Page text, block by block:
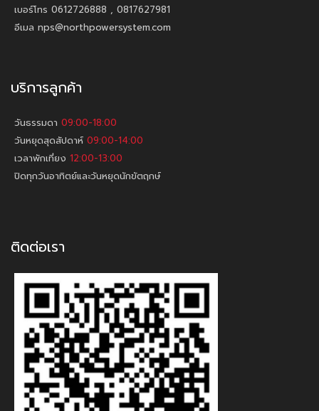
เบอร์โทร 0612726888 , 0817627981
อีเมล nps@northpowersystem.com
บริการลูกค้า
วันธรรมดา 09:00-18:00
วันหยุดสุดสัปดาห์ 09:00-14:00
เวลาพักเที่ยง 12:00-13:00
ปิดทุกวันอาทิตย์และวันหยุดนักขัตฤกษ์
ติดต่อเรา